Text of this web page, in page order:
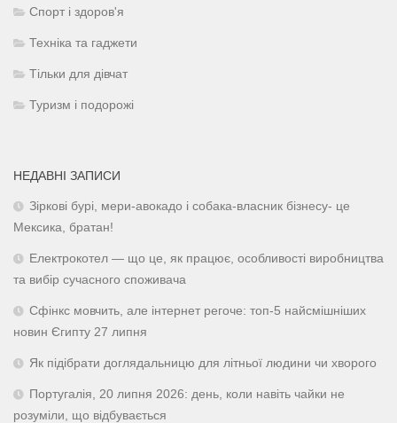
Спорт і здоров'я
Техніка та гаджети
Тільки для дівчат
Туризм і подорожі
НЕДАВНІ ЗАПИСИ
Зіркові бурі, мери-авокадо і собака-власник бізнесу- це
Мексика, братан!
Електрокотел — що це, як працює, особливості виробництва
та вибір сучасного споживача
Сфінкс мовчить, але інтернет регоче: топ-5 найсмішніших
новин Єгипту 27 липня
Як підібрати доглядальницю для літньої людини чи хворого
Португалія, 20 липня 2026: день, коли навіть чайки не
розуміли, що відбувається